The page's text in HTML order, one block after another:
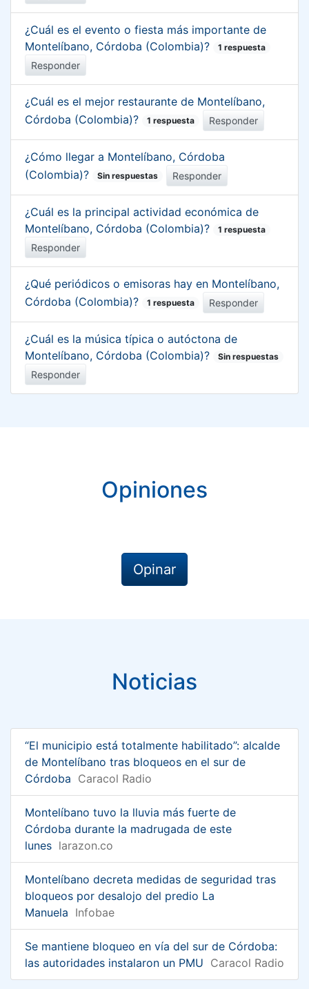
¿Cuál es el evento o fiesta más importante de
Montelíbano, Córdoba (Colombia)?
1 respuesta
Responder
¿Cuál es el mejor restaurante de Montelíbano,
Córdoba (Colombia)?
1 respuesta Responder
¿Cómo llegar a Montelíbano, Córdoba
(Colombia)?
Sin respuestas Responder
¿Cuál es la principal actividad económica de
Montelíbano, Córdoba (Colombia)?
1 respuesta
Responder
¿Qué periódicos o emisoras hay en Montelíbano,
Córdoba (Colombia)?
1 respuesta Responder
¿Cuál es la música típica o autóctona de
Montelíbano, Córdoba (Colombia)?
Sin respuestas
Responder
Opiniones
Opinar
Noticias
“El municipio está totalmente habilitado”: alcalde
de Montelíbano tras bloqueos en el sur de
Córdoba Caracol Radio
Montelíbano tuvo la lluvia más fuerte de
Córdoba durante la madrugada de este
lunes larazon.co
Montelíbano decreta medidas de seguridad tras
bloqueos por desalojo del predio La
Manuela Infobae
Se mantiene bloqueo en vía del sur de Córdoba:
las autoridades instalaron un PMU Caracol Radio